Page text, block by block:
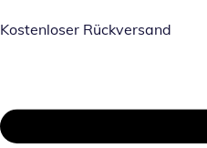
Kostenloser Rückversand